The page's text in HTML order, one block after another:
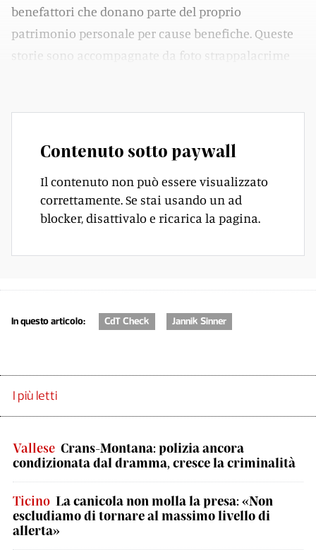
benefattori che donano parte del proprio
patrimonio personale per cause benefiche. Queste
storie sono accompagnate da foto strappalacrime
Contenuto sotto paywall
Il contenuto non può essere visualizzato
correttamente. Se stai usando un ad
blocker, disattivalo e ricarica la pagina.
In questo articolo: CdT Check Jannik Sinner
I più letti
Vallese Crans-Montana: polizia ancora
condizionata dal dramma, cresce la criminalità
Ticino La canicola non molla la presa: «Non
escludiamo di tornare al massimo livello di
allerta»